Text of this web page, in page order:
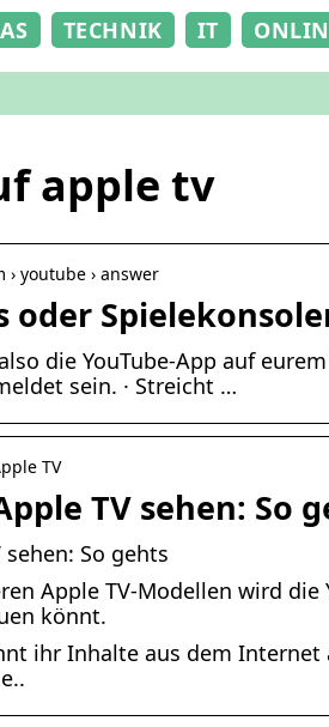
TECHNIK IT
apple tv
youtube › answer
oder
die YouTube-App auf
sein. · Streicht …
TV
TV sehen: So
sehen: So gehts
Apple TV-Modellen wird
könnt.
ihr Inhalte aus dem